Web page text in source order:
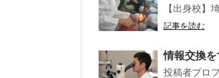
【出身校】
記事を読む
情報交換
投稿者プロ